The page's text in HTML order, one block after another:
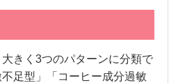
きく3つのパターンに分類で
足型」「コーヒー成分過敏